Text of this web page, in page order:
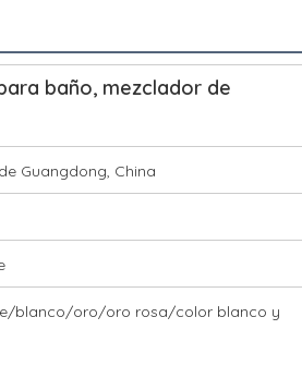
baño, mezclador de
Guangdong, China
blanco/oro/oro rosa/color blanco y